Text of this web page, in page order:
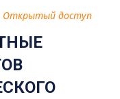
Открытый доступ